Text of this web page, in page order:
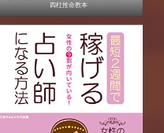
四柱推命教本